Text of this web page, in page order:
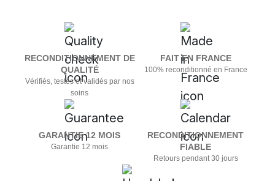
RECONDITIONNEMENT DE
QUALITÉ
Vérifiés, testés et validés par nos
soins
FAIT EN FRANCE
100% reconditionné en France
GARANTIE 12 MOIS
Garantie 12 mois
RECONDITIONNEMENT
FIABLE
Retours pendant 30 jours